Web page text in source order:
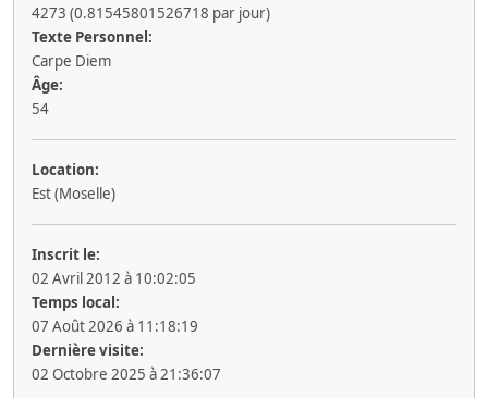
4273 (0.81545801526718 par jour)
Texte Personnel:
Carpe Diem
Âge:
54
Location:
Est (Moselle)
Inscrit le:
02 Avril 2012 à 10:02:05
Temps local:
07 Août 2026 à 11:18:19
Dernière visite:
02 Octobre 2025 à 21:36:07